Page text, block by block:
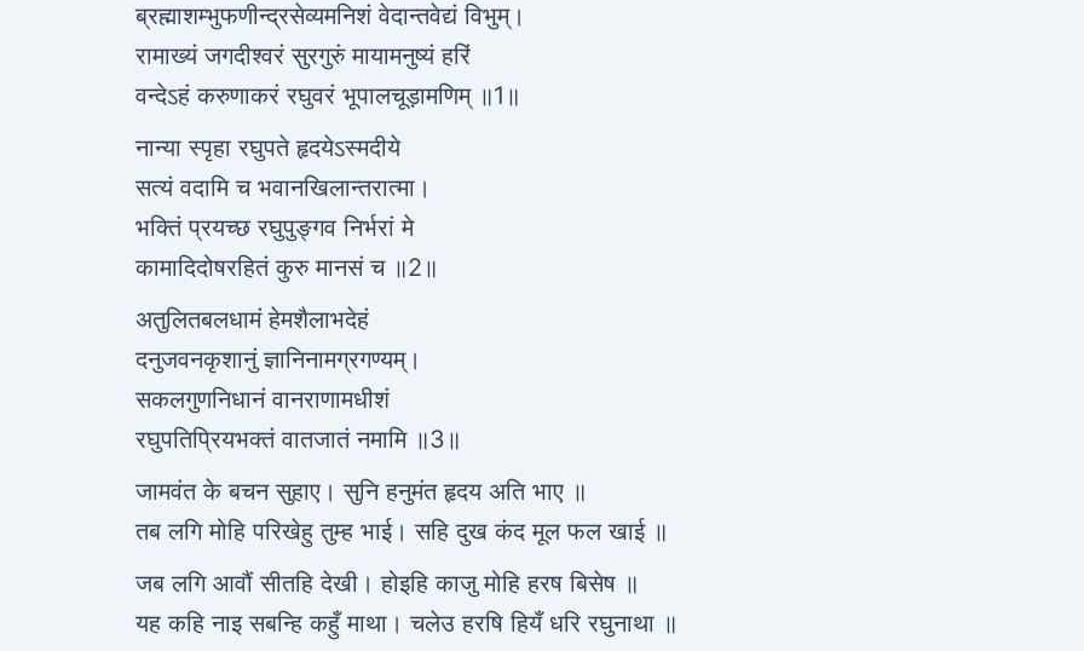
ब्रह्माशम्भुफणीन्द्रसेव्यमनिशं वेदान्तवेद्यं विभुम्।
रामाख्यं जगदीश्वरं सुरगुरुं मायामनुष्यं हरिं
वन्देऽहं करुणाकरं रघुवरं भूपालचूड़ामणिम् ॥1॥
नान्या स्पृहा रघुपते हृदयेऽस्मदीये
सत्यं वदामि च भवानखिलान्तरात्मा।
भक्तिं प्रयच्छ रघुपुङ्गव निर्भरां मे
कामादिदोषरहितं कुरु मानसं च ॥2॥
अतुलितबलधामं हेमशैलाभदेहं
दनुजवनकृशानुं ज्ञानिनामग्रगण्यम्।
सकलगुणनिधानं वानराणामधीशं
रघुपतिप्रियभक्तं वातजातं नमामि ॥3॥
जामवंत के बचन सुहाए। सुनि हनुमंत हृदय अति भाए ॥
तब लगि मोहि परिखेहु तुम्ह भाई। सहि दुख कंद मूल फल खाई ॥
जब लगि आवौं सीतहि देखी। होइहि काजु मोहि हरष बिसेष ॥
यह कहि नाइ सबन्हि कहुँ माथा। चलेउ हरषि हियँ धरि रघुनाथा ॥